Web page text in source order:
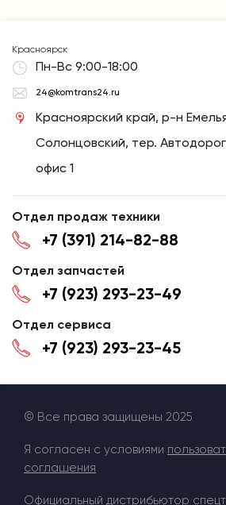
Красноярск
Пн-Вс 9:00-18:00
24@komtrans24.ru
Красноярский край, р-н
Солонцовский, тер.
офис 1
Отдел продаж техники
+7 (391) 214-82-88
Отдел запчастей
+7 (923) 293-23-49
Отдел сервиса
+7 (923) 293-23-45
© Все права защищены 2025
Я согласен с условиями
соглашения
Официальный дистрибьютор